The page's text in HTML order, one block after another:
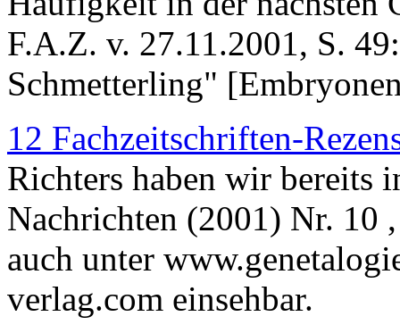
F.A.Z. v. 27.11.2001, S.
Schmetterling"
12 Fachzeitschriften-
Richters haben wir bereits
Nachrichten (2001) Nr. 10
auch unter
verlag.com einsehbar.